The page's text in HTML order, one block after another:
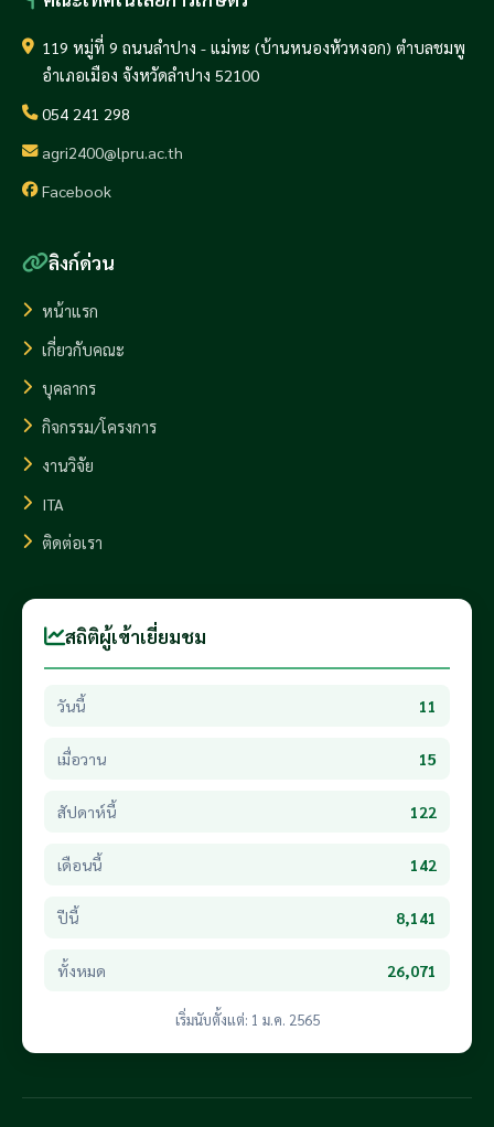
119 หมู่ที่ 9 ถนนลำปาง - แม่ทะ (บ้านหนองหัวหงอก) ตำบลชมพู
อำเภอเมือง จังหวัดลำปาง 52100
054 241 298
agri2400@lpru.ac.th
Facebook
ลิงก์ด่วน
หน้าแรก
เกี่ยวกับคณะ
บุคลากร
กิจกรรม/โครงการ
งานวิจัย
ITA
ติดต่อเรา
สถิติผู้เข้าเยี่ยมชม
วันนี้ 11
เมื่อวาน 15
สัปดาห์นี้ 122
เดือนนี้ 142
ปีนี้ 8,141
ทั้งหมด 26,071
เริ่มนับตั้งแต่: 1 ม.ค. 2565